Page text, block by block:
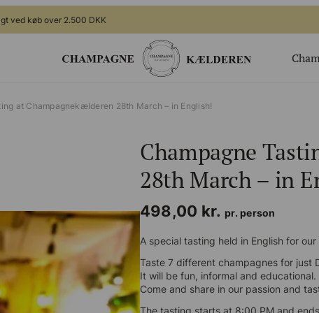
ved køb over 2.500 DKK
Gavekort
Champagnesmagning for 2
Bingo Banko Champagne for 2
Valgfrit beløb til bar/butik
Økologisk
at Champagnekælderen 28th March – in English!
Champagne
28th March – in
498,00 kr. pr. person
A special tasting held in English for our
Taste 7 different champagnes for just
It will be fun, informal and educational.
Come and share in our passion and
The tasting starts at 8:00 PM and ends